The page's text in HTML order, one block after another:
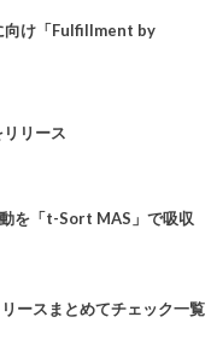
向け「Fulfillment by
リース
を「t-Sort MAS」で吸収
ースまとめてチェック一覧